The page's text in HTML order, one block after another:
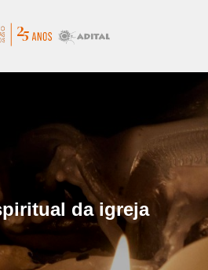
da igreja